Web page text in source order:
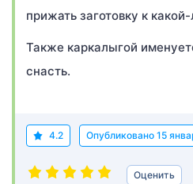
прижать заготовку к
Также каркалыгой
снасть.
4.2 Опубликовано 15
Оценить